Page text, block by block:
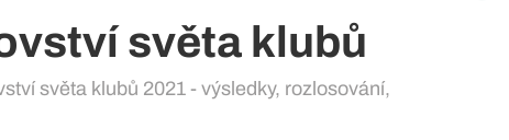
světa klubů
světa klubů 2021 - výsledky, rozlosování,